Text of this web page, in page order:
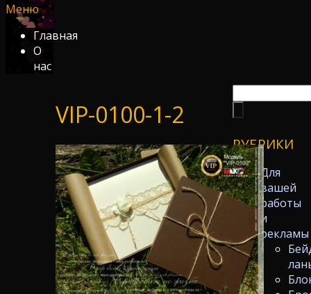
Меню
Главная
О
нас
РУБРИКИ
Для
вашей
работы
и
рекламы
VIP-0100-1-2